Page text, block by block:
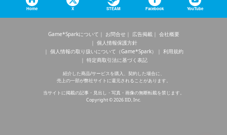
Home X STEAM Facebook YouTube
Game*Sparkについて お問合せ 広告掲載
会社概要
個人情報保護方針
個人情報の取り扱いについて（Game*Spark）
利用規約
特定商取引法に基づく表記
紹介した商品/サービスを購入、契約した場合に、
売上の一部が弊社サイトに還元されることがあります。
当サイトに掲載の記事・見出し・写真・画像の無断転載を禁じます。
Copyright © 2026 IID, Inc.